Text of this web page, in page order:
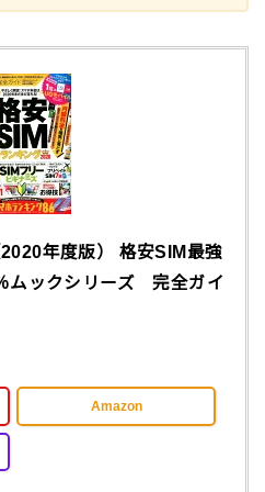
年度版） 格安SIM最強
ムックシリーズ 完全ガイ
Amazon